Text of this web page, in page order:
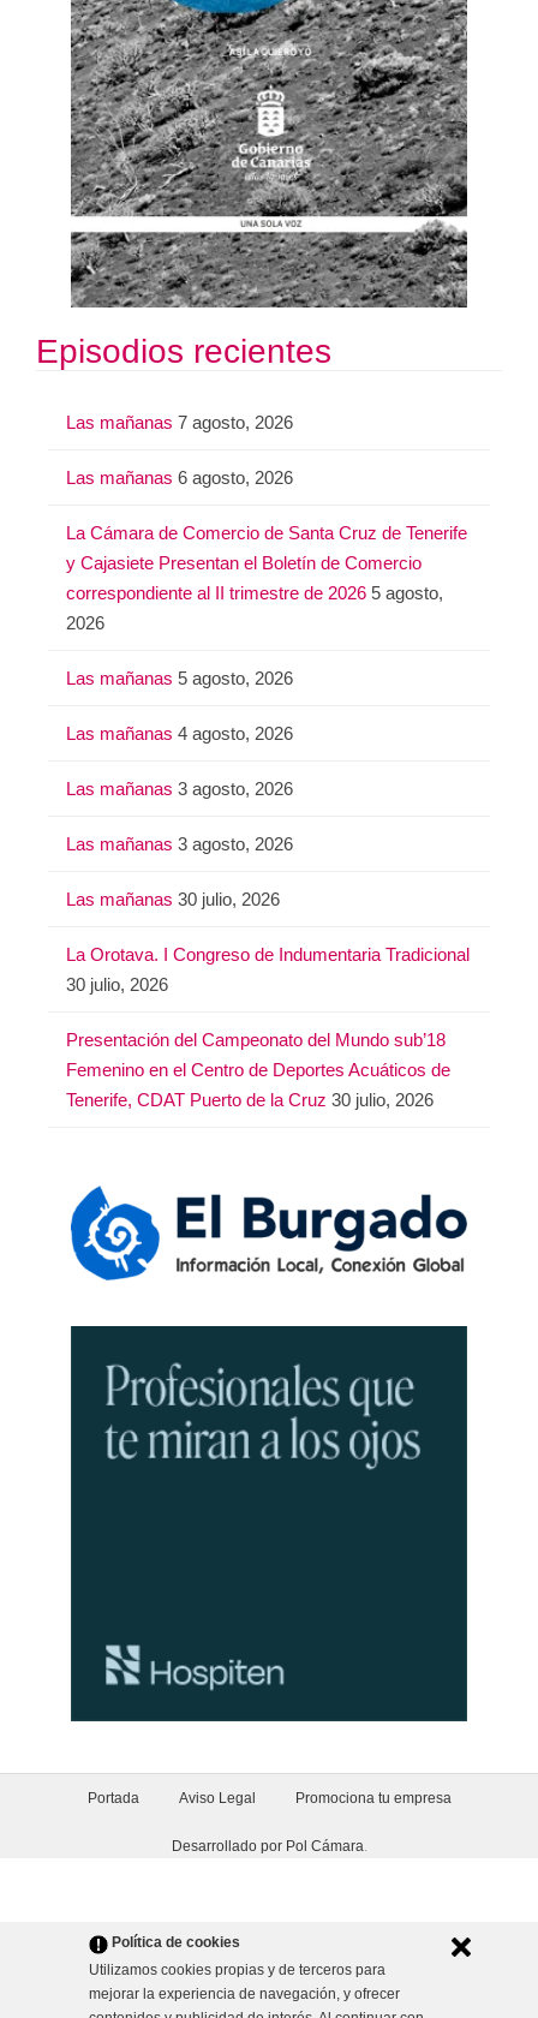
Política de cookies
Utilizamos cookies propias y de terceros para
mejorar la experiencia de navegación, y ofrecer
Episodios recientes
Las mañanas 7 agosto, 2026
Las mañanas 6 agosto, 2026
La Cámara de Comercio de Santa Cruz de Tenerife
y Cajasiete Presentan el Boletín de Comercio
correspondiente al II trimestre de 2026 5 agosto,
2026
Las mañanas 5 agosto, 2026
Las mañanas 4 agosto, 2026
Las mañanas 3 agosto, 2026
Las mañanas 3 agosto, 2026
Las mañanas 30 julio, 2026
La Orotava. I Congreso de Indumentaria Tradicional
30 julio, 2026
Presentación del Campeonato del Mundo sub’18
Femenino en el Centro de Deportes Acuáticos de
Tenerife, CDAT Puerto de la Cruz 30 julio, 2026
Portada Aviso Legal Promociona tu empresa
Desarrollado por Pol Cámara.